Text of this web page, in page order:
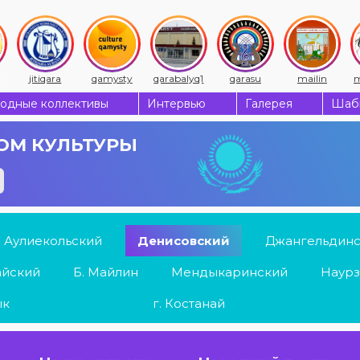
jitiqara qamysty qarabalyq1 qarasu mailin
коллективы Интервью Галерея
КУЛЬТУРЫ
Аулиекольский Денисовский
Б. Майлин Мендыкаринский
г. Костанай